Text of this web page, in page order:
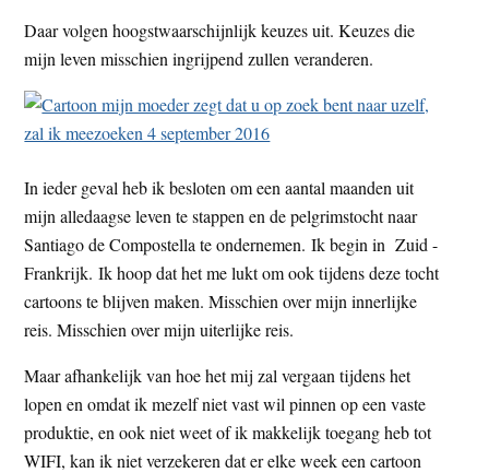
i
t
e
Daar volgen hoogstwaarschijnlijk keuzes uit. Keuzes die
mijn leven misschien ingrijpend zullen veranderen.
In ieder geval heb ik besloten om een aantal maanden uit
mijn alledaagse leven te stappen en de pelgrimstocht naar
Santiago de Compostella te ondernemen. Ik begin in Zuid -
Frankrijk. Ik hoop dat het me lukt om ook tijdens deze tocht
cartoons te blijven maken. Misschien over mijn innerlijke
reis. Misschien over mijn uiterlijke reis.
Maar afhankelijk van hoe het mij zal vergaan tijdens het
lopen en omdat ik mezelf niet vast wil pinnen op een vaste
produktie, en ook niet weet of ik makkelijk toegang heb tot
WIFI, kan ik niet verzekeren dat er elke week een cartoon